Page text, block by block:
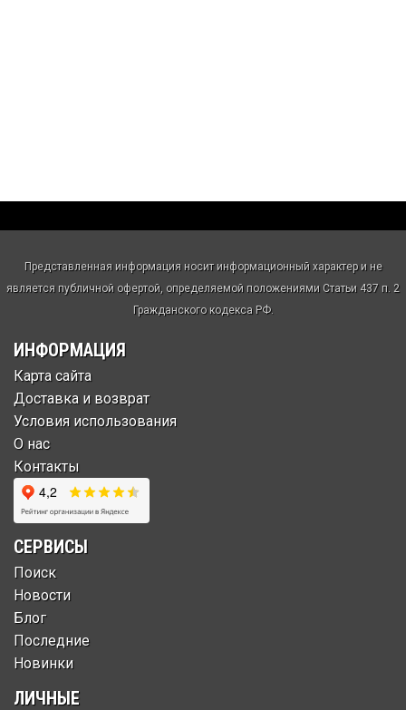
Представленная информация носит информационный характер и не
является публичной офертой, определяемой положениями Статьи 437 п. 2
Гражданского кодекса РФ.
ИНФОРМАЦИЯ
Карта сайта
Доставка и возврат
Условия использования
О нас
Контакты
СЕРВИСЫ
Поиск
Новости
Блог
Последние
Новинки
ЛИЧНЫЕ